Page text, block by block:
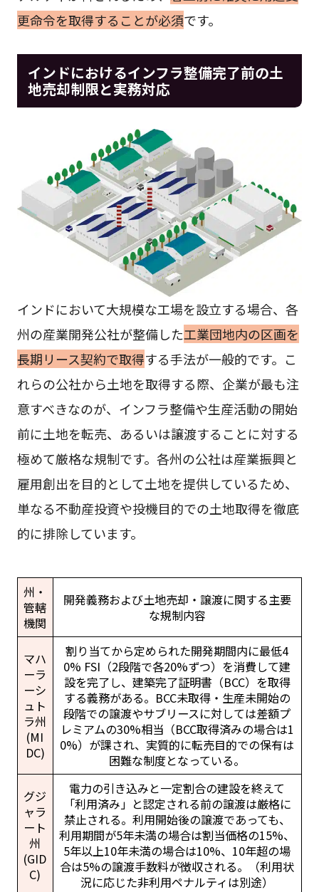
更命令を取得することが必須です。
インドにおけるインフラ整備完了前の土
地売却制限と実務対応
インドにおいて大規模な工場を設立する場合、各
州の産業開発公社が整備した工業団地内の区画を
長期リース契約で取得する手法が一般的です。こ
れらの公社から土地を取得する際、企業が最も注
意すべきなのが、インフラ整備や生産活動の開始
前に土地を転売、あるいは譲渡することに対する
極めて厳格な規制です。各州の公社は産業振興と
雇用創出を目的として土地を提供しているため、
単なる不動産投資や投機目的での土地取得を徹底
的に排除しています。
州・
管轄
機関
開発義務および土地売却・譲渡に関する主要
な規制内容
マハ
ーラ
ーシ
ュト
ラ州
(MI
DC)
割り当てから定められた開発期間内に最低4
0% FSI（2段階で各20%ずつ）を消費して建
設を完了し、建築完了証明書（BCC）を取得
する義務がある。BCC未取得・生産未開始の
段階での譲渡やサブリースに対しては差額プ
レミアムの30%相当（BCC取得済みの場合は1
0%）が課され、実質的に転売目的での保有は
困難な制度となっている。
グジ
ャラ
ート
州
(GID
C)
電力の引き込みと一定割合の建設を終えて
「利用済み」と認定される前の譲渡は厳格に
禁止される。利用開始後の譲渡であっても、
利用期間が5年未満の場合は割当価格の15%、
5年以上10年未満の場合は10%、10年超の場
合は5%の譲渡手数料が徴収される。（利用状
況に応じた非利用ペナルティは別途）